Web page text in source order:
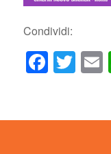
Condividi: